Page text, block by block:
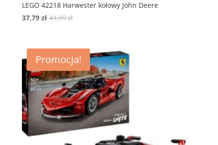
LEGO 42218 Harwester kołowy John Deere
41,99złPierwotna
41,99 zł.
37,79 zł
Aktualna
37,79 zł.
Promocja!